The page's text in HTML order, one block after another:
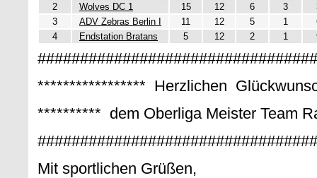
2
Wolves DC 1 15 12 6 3
3
ADV Zebras Berlin I 11 12 5 1
4
Endstation Bratans 5 12 2 1
***************** Herzlichen
********** dem Oberliga Meister Team
Mit sportlichen Grüßen,